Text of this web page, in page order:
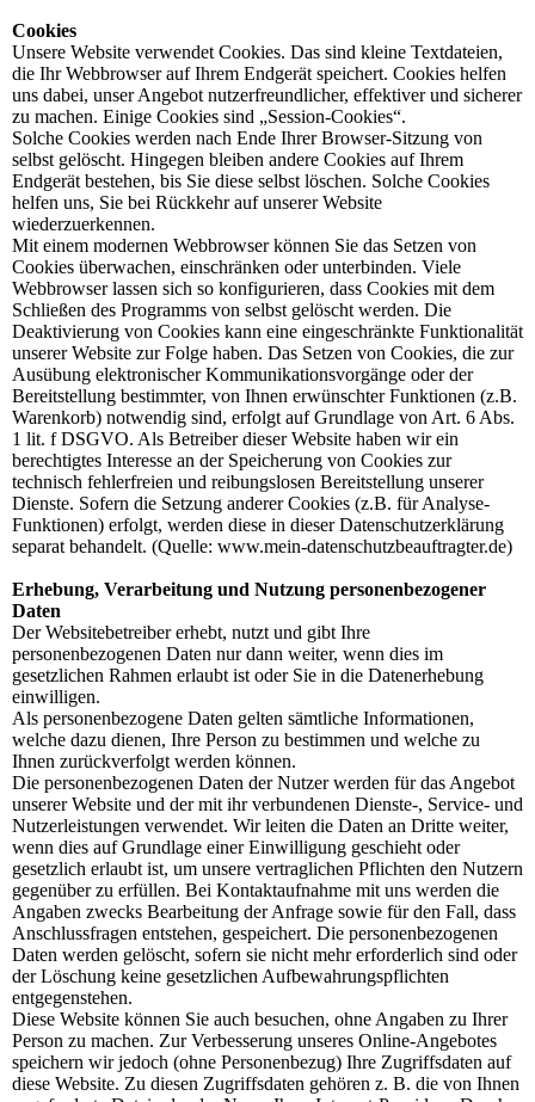
Cookies
Unsere Website verwendet Cookies. Das sind kleine Textdateien,
die Ihr Webbrowser auf Ihrem Endgerät speichert. Cookies helfen
uns dabei, unser Angebot nutzerfreundlicher, effektiver und sicherer
zu machen. Einige Cookies sind „Session-Cookies“.
Solche Cookies werden nach Ende Ihrer Browser-Sitzung von
selbst gelöscht. Hingegen bleiben andere Cookies auf Ihrem
Endgerät bestehen, bis Sie diese selbst löschen. Solche Cookies
helfen uns, Sie bei Rückkehr auf unserer Website
wiederzuerkennen.
Mit einem modernen Webbrowser können Sie das Setzen von
Cookies überwachen, einschränken oder unterbinden. Viele
Webbrowser lassen sich so konfigurieren, dass Cookies mit dem
Schließen des Programms von selbst gelöscht werden. Die
Deaktivierung von Cookies kann eine eingeschränkte Funktionalität
unserer Website zur Folge haben. Das Setzen von Cookies, die zur
Ausübung elektronischer Kommunikationsvorgänge oder der
Bereitstellung bestimmter, von Ihnen erwünschter Funktionen (z.B.
Warenkorb) notwendig sind, erfolgt auf Grundlage von Art. 6 Abs.
1 lit. f DSGVO. Als Betreiber dieser Website haben wir ein
berechtigtes Interesse an der Speicherung von Cookies zur
technisch fehlerfreien und reibungslosen Bereitstellung unserer
Dienste. Sofern die Setzung anderer Cookies (z.B. für Analyse-
Funktionen) erfolgt, werden diese in dieser Datenschutzerklärung
separat behandelt. (Quelle: www.mein-datenschutzbeauftragter.de)
Erhebung, Verarbeitung und Nutzung personenbezogener
Daten
Der Websitebetreiber erhebt, nutzt und gibt Ihre
personenbezogenen Daten nur dann weiter, wenn dies im
gesetzlichen Rahmen erlaubt ist oder Sie in die Datenerhebung
einwilligen.
Als personenbezogene Daten gelten sämtliche Informationen,
welche dazu dienen, Ihre Person zu bestimmen und welche zu
Ihnen zurückverfolgt werden können.
Die personenbezogenen Daten der Nutzer werden für das Angebot
unserer Website und der mit ihr verbundenen Dienste-, Service- und
Nutzerleistungen verwendet. Wir leiten die Daten an Dritte weiter,
wenn dies auf Grundlage einer Einwilligung geschieht oder
gesetzlich erlaubt ist, um unsere vertraglichen Pflichten den Nutzern
gegenüber zu erfüllen. Bei Kontaktaufnahme mit uns werden die
Angaben zwecks Bearbeitung der Anfrage sowie für den Fall, dass
Anschlussfragen entstehen, gespeichert. Die personenbezogenen
Daten werden gelöscht, sofern sie nicht mehr erforderlich sind oder
der Löschung keine gesetzlichen Aufbewahrungspflichten
entgegenstehen.
Diese Website können Sie auch besuchen, ohne Angaben zu Ihrer
Person zu machen. Zur Verbesserung unseres Online-Angebotes
speichern wir jedoch (ohne Personenbezug) Ihre Zugriffsdaten auf
diese Website. Zu diesen Zugriffsdaten gehören z. B. die von Ihnen